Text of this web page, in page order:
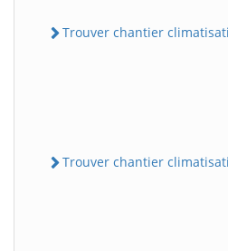
Trouver chantier
Trouver chantier